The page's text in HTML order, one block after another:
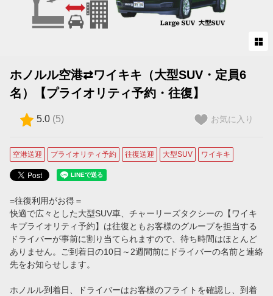
ホノルル空港＝ワイキキ地区
ホノルル空港＝カハラ地区
プライベートチャーター
タクシー予約
タクシーを予約する
ご案内
空港定額料金をご利用のお客様（ホノルル空港到着時のご案内）
ホノルル空港⇄ワイキキ（大型SUV・定員6
名）【プライオリティ予約・往復】
5.0 (5) お気に入り
空港送迎 プライオリティ予約 往復送迎 大型SUV ワイキキ
=往復利用がお得＝
快適で広々とした大型SUV車、チャーリーズタクシーの【ワイキ
キプライオリティ予約】は往復ともお客様のグループを担当する
ドライバーが事前に割り当てられますので、待ち時間はほとんど
ありません。ご到着日の10日～2週間前にドライバーの名前と連絡
先をお知らせします。
ホノルル到着日、ドライバーはお客様のフライトを確認し、到着